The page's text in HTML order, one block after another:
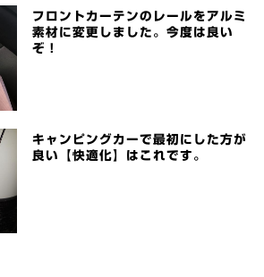
フロントカーテンのレールをアルミ
素材に変更しました。今度は良い
ぞ！
キャンピングカーで最初にした方が
良い【快適化】はこれです。